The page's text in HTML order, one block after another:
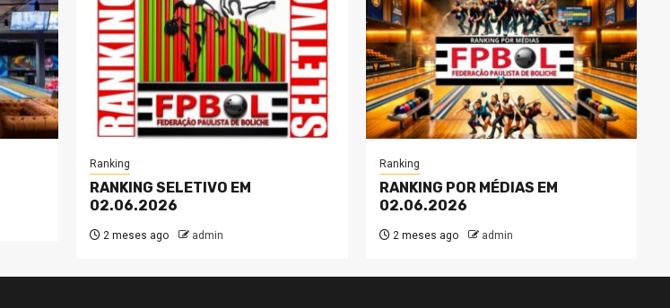
Ranking
RANKING SELETIVO EM
02.06.2026
2 meses ago admin
Ranking
RANKING POR MÉDIAS EM
02.06.2026
2 meses ago admin